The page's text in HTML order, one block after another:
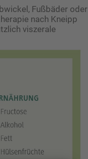
Fußbäder oder
nach Kneipp
viszerale